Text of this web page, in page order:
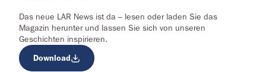
Das neue LAR News ist da – lesen oder laden Sie das
Magazin herunter und lassen Sie sich von unseren
Geschichten inspirieren.
Download